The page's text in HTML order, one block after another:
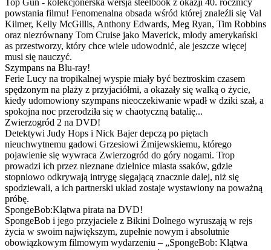
Top Gun - kolekcjonerska wersja steelbook z okazji 40. rocznicy
powstania filmu! Fenomenalna obsada wśród której znaleźli się Val
Kilmer, Kelly McGillis, Anthony Edwards, Meg Ryan, Tim Robbins
oraz niezrównany Tom Cruise jako Maverick, młody amerykański
as przestworzy, który chce wiele udowodnić, ale jeszcze więcej
musi się nauczyć.
Szympans na Blu-ray!
Ferie Lucy na tropikalnej wyspie miały być beztroskim czasem
spędzonym na plaży z przyjaciółmi, a okazały się walką o życie,
kiedy udomowiony szympans nieoczekiwanie wpadł w dziki szał, a
spokojna noc przerodziła się w chaotyczną batalię...
Zwierzogród 2 na DVD!
Detektywi Judy Hops i Nick Bajer depczą po piętach
nieuchwytnemu gadowi Grzesiowi Żmijewskiemu, którego
pojawienie się wywraca Zwierzogród do góry nogami. Trop
prowadzi ich przez nieznane dzielnice miasta ssaków, gdzie
stopniowo odkrywają intrygę sięgającą znacznie dalej, niż się
spodziewali, a ich partnerski układ zostaje wystawiony na poważną
próbę.
SpongeBob:Klątwa pirata na DVD!
SpongeBob i jego przyjaciele z Bikini Dolnego wyruszają w rejs
życia w swoim największym, zupełnie nowym i absolutnie
obowiązkowym filmowym wydarzeniu – „SpongeBob: Klątwa